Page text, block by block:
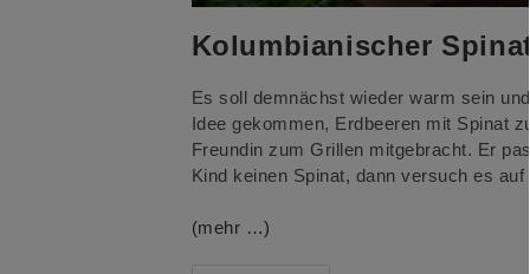
Kolumbianischer
Es soll demnächst wieder warm sein
Idee gekommen, Erdbeeren mit Spinat
Freundin zum Grillen mitgebracht. Er
Kind keinen Spinat, dann versuch es
(mehr …)